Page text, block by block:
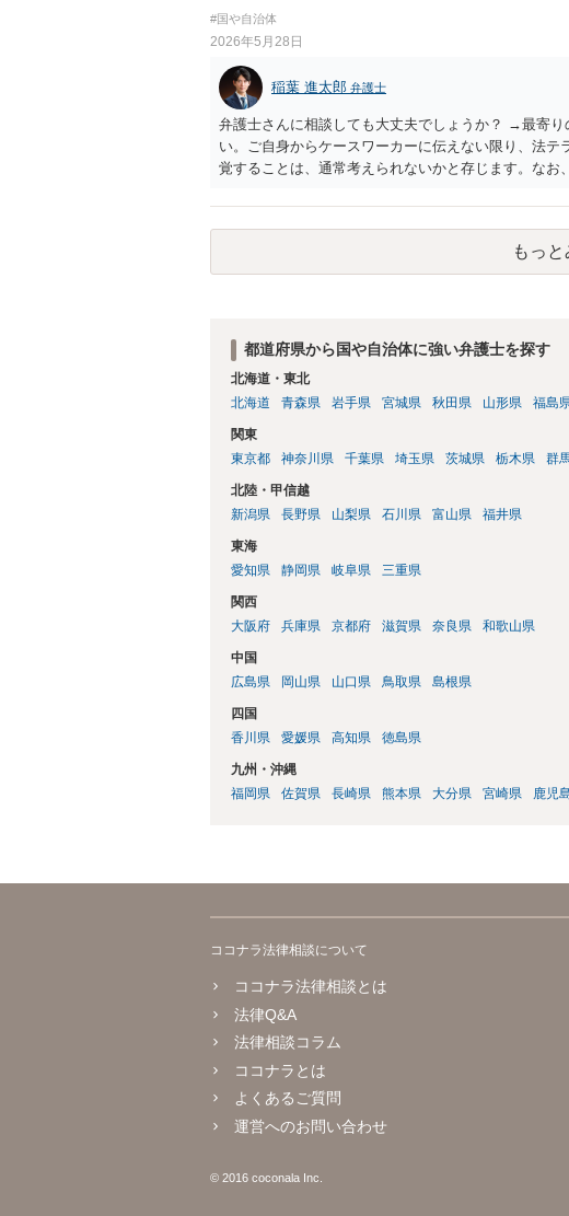
父親から長期間の性的暴行を受けていたことを理由
で、心理的理由が全く考慮されないわけではないの
う評価を受けてしまうのではないかと危惧します。
を慎重に検討する必要があると思われます。まずは、
う。
#国や自治体
2026年5月28日
稲葉 進太郎 弁護士
弁護士さんに相談しても大丈夫でしょうか？ →最寄
い。ご自身からケースワーカーに伝えない限り、法
覚することは、通常考えられないかと存じます。な
しょう。
もっと
都道府県から国や自治体に強い弁護士を探す
北海道・東北
北海道
青森県 岩手県 宮城県 秋田県 山形県 福島
関東
東京都
神奈川県 千葉県 埼玉県 茨城県 栃木県 群
北陸・甲信越
新潟県
長野県 山梨県 石川県 富山県 福井県
東海
愛知県
静岡県 岐阜県 三重県
関西
大阪府
兵庫県 京都府 滋賀県 奈良県 和歌山県
中国
広島県
岡山県 山口県 鳥取県 島根県
四国
香川県
愛媛県 高知県 徳島県
九州・沖縄
福岡県
佐賀県 長崎県 熊本県 大分県 宮崎県 鹿児
ココナラ法律相談について
ココナラ法律相談とは
法律Q&A
法律相談コラム
ココナラとは
よくあるご質問
運営へのお問い合わせ
© 2016 coconala Inc.